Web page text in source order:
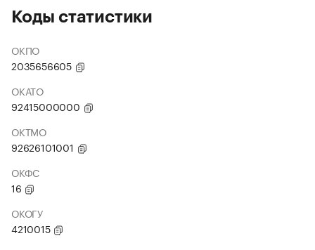
Коды статистики
ОКПО
2035656605
ОКАТО
92415000000
ОКТМО
92626101001
ОКФС
16
ОКОГУ
4210015